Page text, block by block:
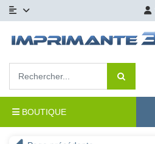
BOUTIQUE